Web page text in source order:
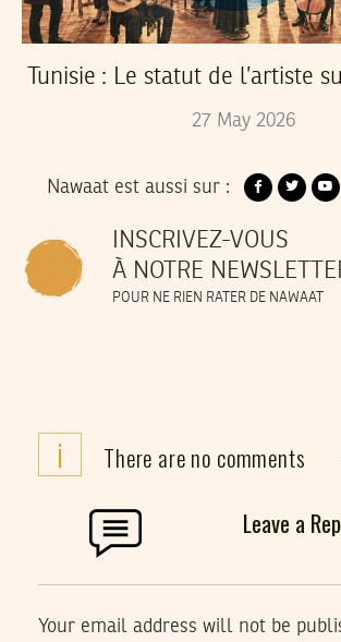
Tunisie : Le statut de l’artiste
27 May 2026
Nawaat est aussi sur :
INSCRIVEZ-VOUS
À NOTRE
POUR NE RIEN RATER DE NAWAAT
i There are no comments
Leave a
Your email address will not be